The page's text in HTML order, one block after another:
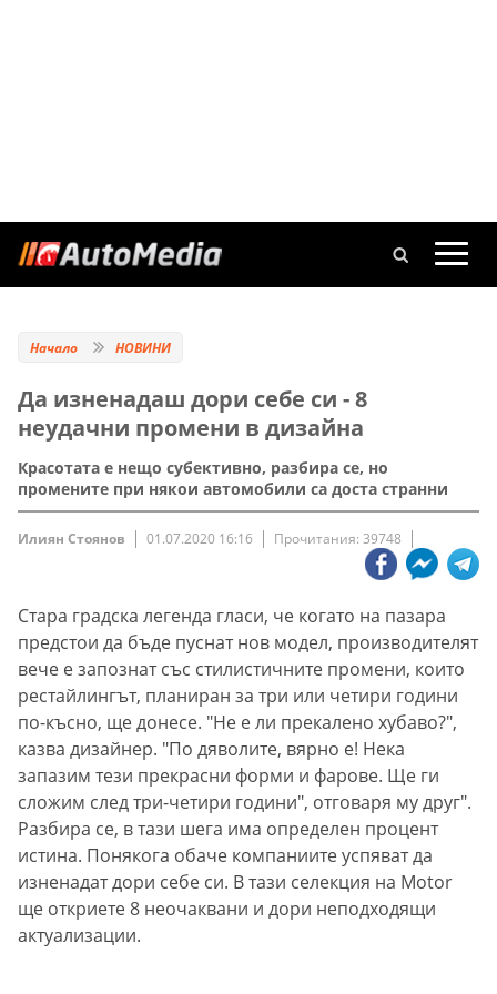
Начало НОВИНИ
Да изненадаш дори себе си - 8
неудачни промени в дизайна
Красотата е нещо субективно, разбира се, но
промените при някои автомобили са доста странни
Илиян Стоянов 01.07.2020 16:16 Прочитания: 39748
Стара градска легенда гласи, че когато на пазара
предстои да бъде пуснат нов модел, производителят
вече е запознат със стилистичните промени, които
рестайлингът, планиран за три или четири години
по-късно, ще донесе. "Не е ли прекалено хубаво?",
казва дизайнер. "По дяволите, вярно е! Нека
запазим тези прекрасни форми и фарове. Ще ги
сложим след три-четири години", отговаря му друг".
Разбира се, в тази шега има определен процент
истина. Понякога обаче компаниите успяват да
изненадат дори себе си. В тази селекция на Motor
ще откриете 8 неочаквани и дори неподходящи
актуализации.